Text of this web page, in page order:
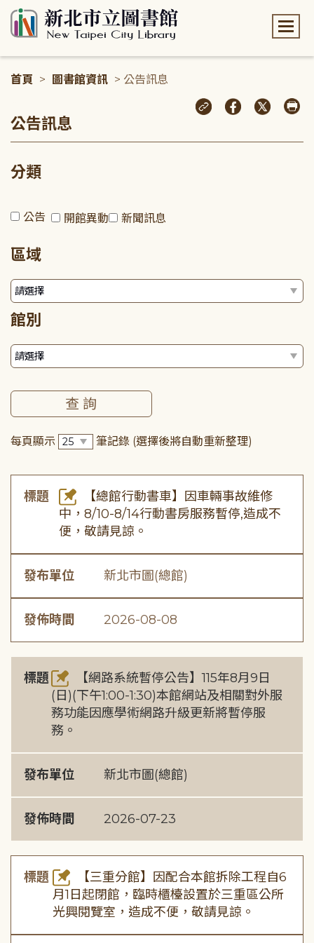
首頁 > 圖書館資訊 > 公告訊息
公告訊息
分類
公告 開館異動 新聞訊息
區域
館別
每頁顯示 筆記錄 (選擇後將自動重新整理)
標題
【總館行動書車】因車輛事故維修
中，8/10-8/14行動書房服務暫停,造成不
便，敬請見諒。
發布單位 新北市圖(總館)
發佈時間 2026-08-08
標題
【網路系統暫停公告】115年8月9日
(日)(下午1:00-1:30)本館網站及相關對外服
務功能因應學術網路升級更新將暫停服
務。
發布單位 新北市圖(總館)
發佈時間 2026-07-23
標題
【三重分館】因配合本館拆除工程自6
月1日起閉館，臨時櫃檯設置於三重區公所
光興閱覽室，造成不便，敬請見諒。